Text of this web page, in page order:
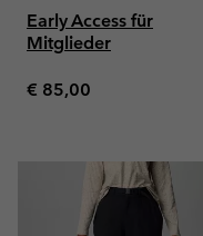
Early Access für
Mitglieder
Regular price:
€ 85,00